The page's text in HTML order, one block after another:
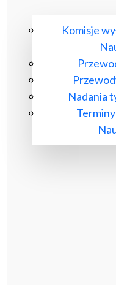
Komisje
Nadania